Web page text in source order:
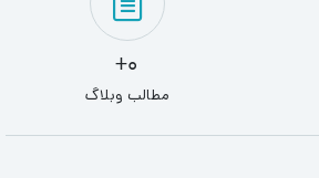
0+
مطالب وبلاگ